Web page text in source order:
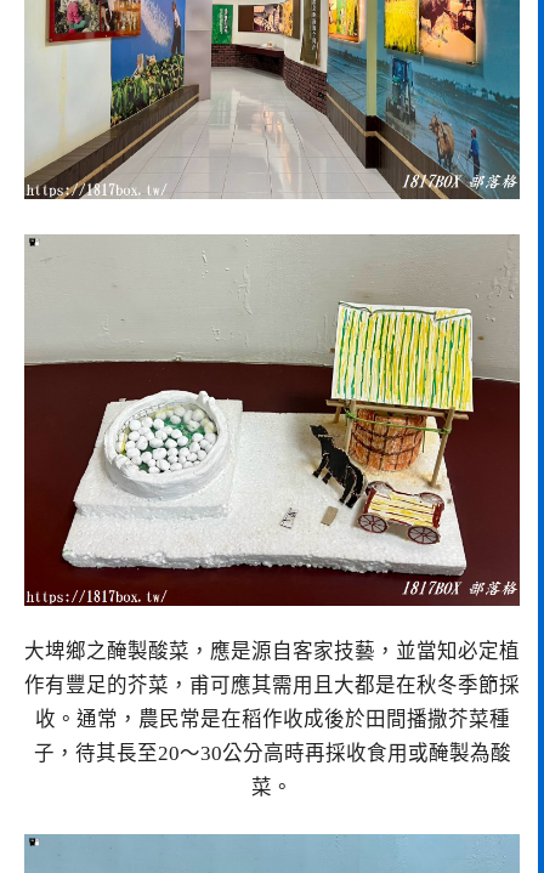
大埤鄉之醃製酸菜，應是源自客家技藝，並當知必定植
作有豐足的芥菜，甫可應其需用且大都是在秋冬季節採
收。通常，農民常是在稻作收成後於田間播撒芥菜種
子，待其長至20～30公分高時再採收食用或醃製為酸
菜。